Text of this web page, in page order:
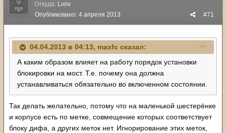
Откуда: Lvov
#71
Опубликовано: 4 апреля 2013
04.04.2013 в 04:13, maxfc сказал:
А каким образом влияет на работу порядок установки
блокировки на мост. Т.е. почему она должна
устанавливаться обязательно во включенном состоянии.
Так делать желательно, потому что на маленькой шестерёнке
и корпусе есть по метке, совмещение которых соответствует
блоку дифа, а других меток нет. Игнорирование этих меток,